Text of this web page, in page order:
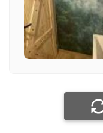
Załącz zdjęcie